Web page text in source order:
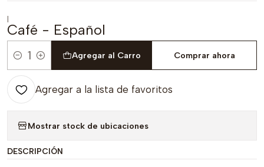
|
Café - Español
Cantidad
Agregar al Carro Comprar ahora
Agregar a la lista de favoritos
Mostrar stock de ubicaciones
DESCRIPCIÓN